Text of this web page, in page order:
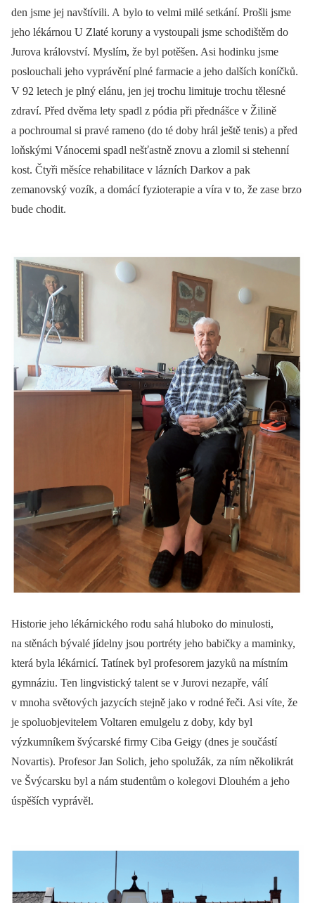
den jsme jej navštívili. A bylo to velmi milé setkání. Prošli jsme
jeho lékárnou U Zlaté koruny a vystoupali jsme schodištěm do
Jurova království. Myslím, že byl potěšen. Asi hodinku jsme
poslouchali jeho vyprávění plné farmacie a jeho dalších koníčků.
V 92 letech je plný elánu, jen jej trochu limituje trochu tělesné
zdraví. Před dvěma lety spadl z pódia při přednášce v Žilině
a pochroumal si pravé rameno (do té doby hrál ještě tenis) a před
loňskými Vánocemi spadl nešťastně znovu a zlomil si stehenní
kost. Čtyři měsíce rehabilitace v lázních Darkov a pak
zemanovský vozík, a domácí fyzioterapie a víra v to, že zase brzo
bude chodit.
Historie jeho lékárnického rodu sahá hluboko do minulosti,
na stěnách bývalé jídelny jsou portréty jeho babičky a maminky,
která byla lékárnicí. Tatínek byl profesorem jazyků na místním
gymnáziu. Ten lingvistický talent se v Jurovi nezapře, válí
v mnoha světových jazycích stejně jako v rodné řeči. Asi víte, že
je spoluobjevitelem Voltaren emulgelu z doby, kdy byl
výzkumníkem švýcarské firmy Ciba Geigy (dnes je součástí
Novartis). Profesor Jan Solich, jeho spolužák, za ním několikrát
ve Švýcarsku byl a nám studentům o kolegovi Dlouhém a jeho
úspěších vyprávěl.